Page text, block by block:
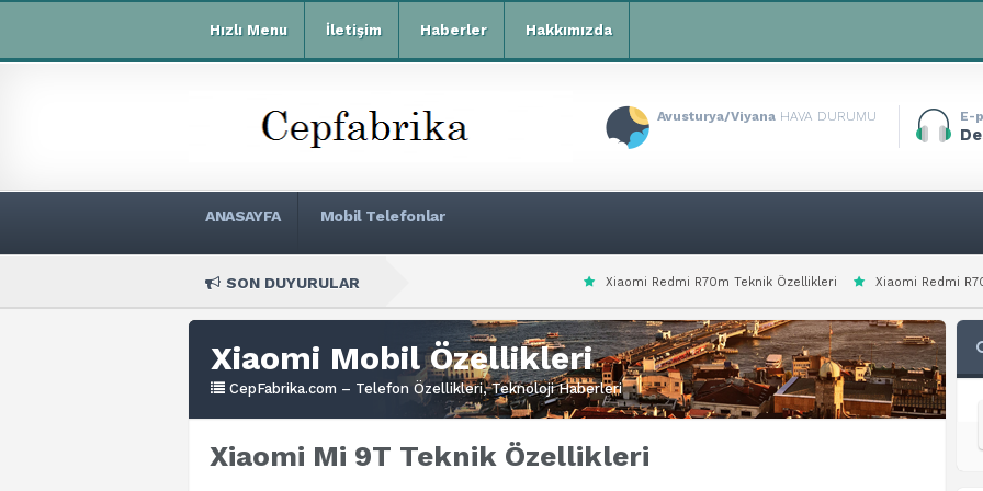
Hızlı Menu İletişim Haberler Hakkımızda
Avusturya/Viyana HAVA DURUMU E-
ANASAYFA Mobil Telefonlar
SON DUYURULAR Xiaomi Redmi R70m Teknik Özellikleri Xiaomi Redmi R70 Teknik Özellikleri
Xiaomi Mobil Özellikleri
CepFabrika.com – Telefon Özellikleri, Teknoloji Haberleri
Xiaomi Mi 9T Teknik Özellikleri